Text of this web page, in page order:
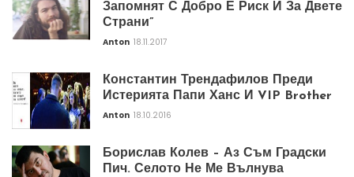
Запомнят С Добро Е Риск И За Двете
Страни”
Anton 18.11.2017
Константин Трендафилов Преди
Истерията Папи Ханс И VIP Brother
Anton 18.10.2016
Борислав Колев – Аз Съм Градски
Пич. Селото Не Ме Вълнува